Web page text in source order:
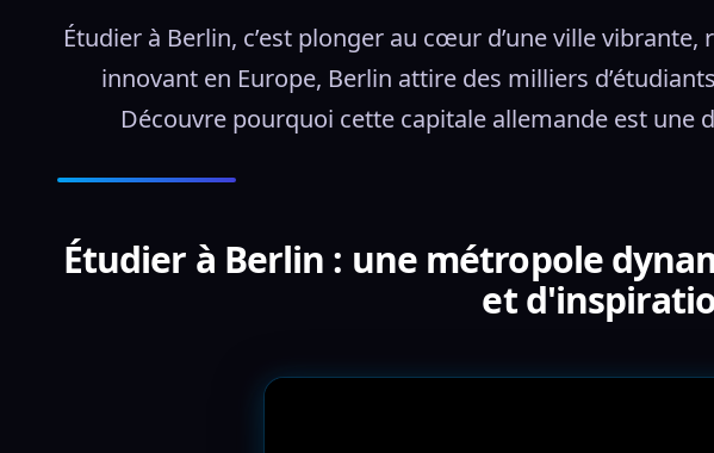
Étudier à Berlin, c’est plonger au cœur d’une ville
innovant en Europe, Berlin attire des milliers
Découvre pourquoi cette capitale allemande est
Étudier à Berlin : une métropole
et